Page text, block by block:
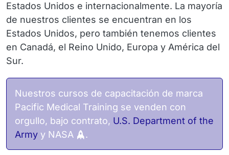
Estados Unidos e internacionalmente. La mayoría
de nuestros clientes se encuentran en los
Estados Unidos, pero también tenemos clientes
en Canadá, el Reino Unido, Europa y América del
Sur.
Nuestros cursos de capacitación de marca
Pacific Medical Training se venden con
orgullo, bajo contrato, U.S. Department of the
Army y NASA .